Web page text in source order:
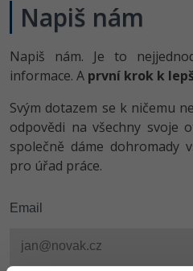
Napiš nám
Napiš nám. Je to
informace. A první krok k
Svým dotazem se k ničemu
odpovědi na všechny svoje
společně dáme dohromady
pro úřad práce.
Email